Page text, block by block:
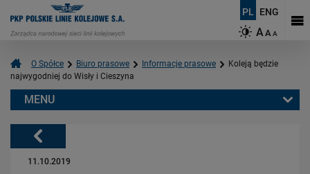
PL ENG
AAA
O Spółce Biuro prasowe Informacje prasowe
Koleją będzie
najwygodniej do Wisły i Cieszyna
Powrót
11.10.2019
MENU